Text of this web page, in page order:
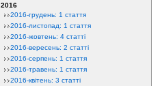
2016
2016-грудень: 1 стаття
2016-листопад: 1 стаття
2016-жовтень: 4 статті
2016-вересень: 2 статті
2016-серпень: 1 стаття
2016-травень: 1 стаття
2016-квітень: 3 статті